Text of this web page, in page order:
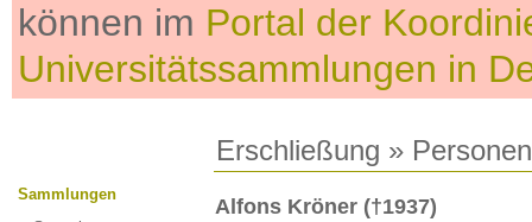
können im Portal der
Universitätssammlungen in
Erschließung » Personen
Sammlungen
Alfons Kröner (†1937)